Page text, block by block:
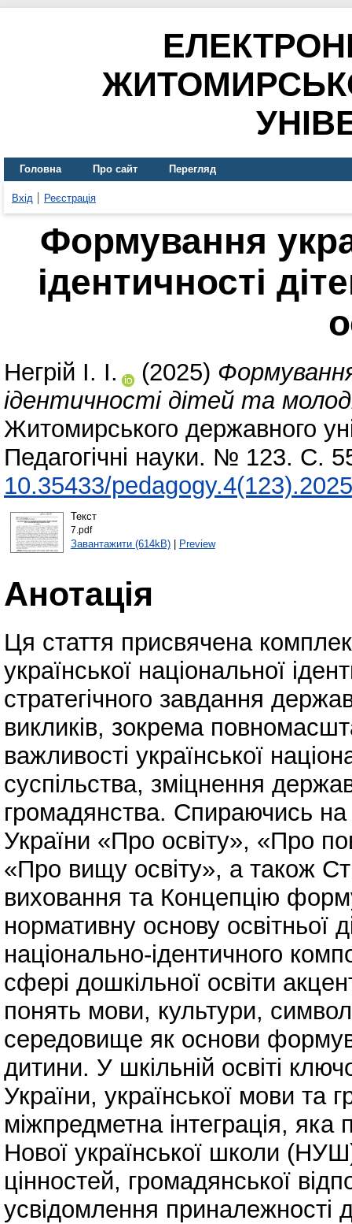
Головна Про сайт Перегляд
Вхід Реєстрація
Формування
ідентичності
Негрій І. І. (2025) Формування
ідентичності дітей та
Житомирського державного
Педагогічні науки. № 123. С.
10.35433/
Текст
7.pdf
Завантажити (614kB)| Preview
Анотація
Ця стаття присвячена
української національної
стратегічного завдання
викликів, зокрема
важливості української
суспільства, зміцнення
громадянства. Спираючись
України «Про освіту», «Про
«Про вищу освіту», а також
виховання та Концепцію
нормативну основу освітньої
національно-ідентичного
сфері дошкільної освіти
понять мови, культури,
середовище як основи
дитини. У шкільній освіті
України, української мови та
міжпредметна інтеграція,
Нової української школи
цінностей, громадянської
усвідомлення приналежності